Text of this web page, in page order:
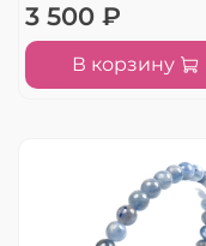
3 500 ₽
В корзину